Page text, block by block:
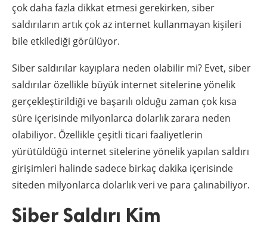
çok daha fazla dikkat etmesi gerekirken, siber
saldırıların artık çok az internet kullanmayan kişileri
bile etkilediği görülüyor.
Siber saldırılar kayıplara neden olabilir mi? Evet, siber
saldırılar özellikle büyük internet sitelerine yönelik
gerçekleştirildiği ve başarılı olduğu zaman çok kısa
süre içerisinde milyonlarca dolarlık zarara neden
olabiliyor. Özellikle çeşitli ticari faaliyetlerin
yürütüldüğü internet sitelerine yönelik yapılan saldırı
girişimleri halinde sadece birkaç dakika içerisinde
siteden milyonlarca dolarlık veri ve para çalınabiliyor.
Siber Saldırı Kim